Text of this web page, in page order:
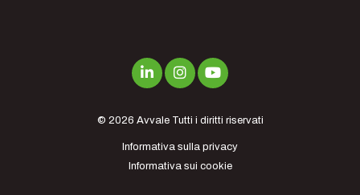
© 2026 AvvaleTutti i diritti riservati
Informativa sulla privacy
Informativa sui cookie